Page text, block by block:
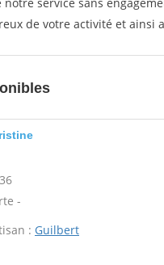
de votre activité et ainsi
-
: Guilbert